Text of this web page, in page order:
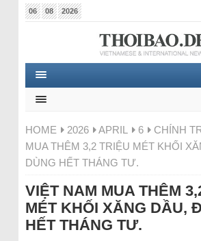
06 08 2026
HOME 2026 APRIL 6 CHÍNH
MUA THÊM 3,2 TRIỆU MÉT KHỐI
DÙNG HẾT THÁNG TƯ.
VIỆT NAM MUA THÊM
MÉT KHỐI XĂNG DẦU,
HẾT THÁNG TƯ.